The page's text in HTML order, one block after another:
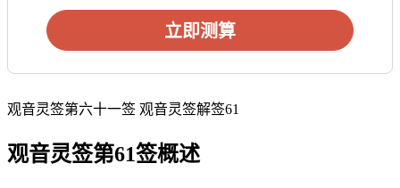
立即测算
观音灵签第六十一签 观音灵签解签61
观音灵签第61签概述